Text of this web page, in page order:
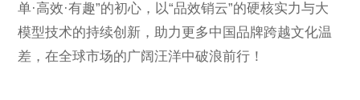
单·高效·有趣”的初心，以“品效销云”的硬核实力与大
模型技术的持续创新，助力更多中国品牌跨越文化温
差，在全球市场的广阔汪洋中破浪前行！